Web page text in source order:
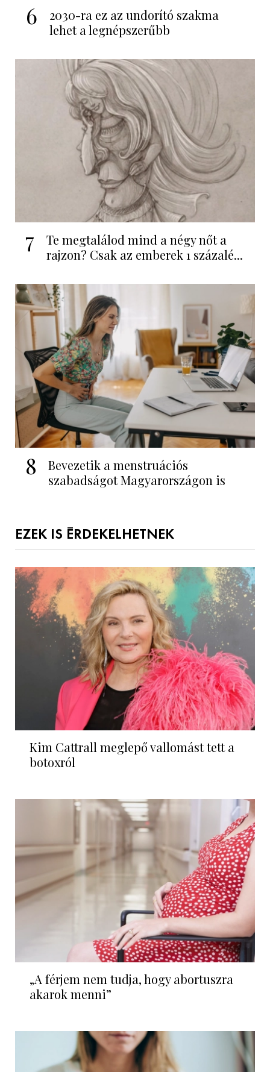
6
2030-ra ez az undorító szakma
lehet a legnépszerűbb
7
Te megtalálod mind a négy nőt a
rajzon? Csak az emberek 1 százalé...
8
Bevezetik a menstruációs
szabadságot Magyarországon is
EZEK IS ÉRDEKELHETNEK
Kim Cattrall meglepő vallomást tett a
botoxról
„A férjem nem tudja, hogy abortuszra
akarok menni”